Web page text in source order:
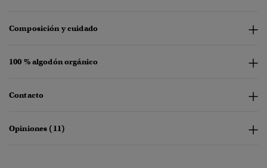
Composición y cuidado
100 % algodón orgánico
Contacto
Opiniones (11)